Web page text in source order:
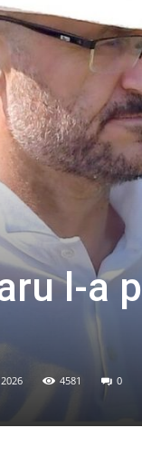
l-a
4581 0